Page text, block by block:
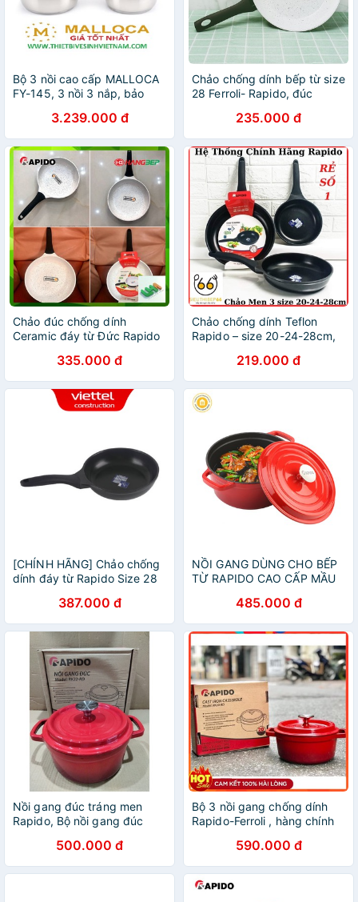
Bộ 3 nồi cao cấp MALLOCA
FY-145, 3 nồi 3 nắp, bảo
3.239.000 đ
Chảo chống dính bếp từ size
28 Ferroli- Rapido, đúc
Đức Đáy chấm size 28cm
(LOẠI RẺ)
235.000 đ
Chảo đúc chống dính
Ceramic đáy từ Đức Rapido
chính hãng335.000 đ
Chảo chống dính Teflon
Rapido – size 20-24-28cm,
từ, bếp điện, chịu nhiệt lên
tới 500 độ
219.000 đ
[CHÍNH HÃNG] Chảo chống
dính đáy từ Rapido Size 28
387.000 đ
NỒI GANG DÙNG CHO BẾP
TỪ RAPIDO CAO CẤP MẦU
485.000 đ
Nồi gang đúc tráng men
Rapido, Bộ nồi gang đúc
20, 22, 24cm , dùng cho tất
cả các loại bếp.
500.000 đ
Bộ 3 nồi gang chống dính
Rapido-Ferroli , hàng chính
590.000 đ